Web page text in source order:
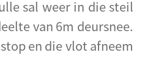
sal weer in die steil
van 6m deursnee.
en die vlot afneem